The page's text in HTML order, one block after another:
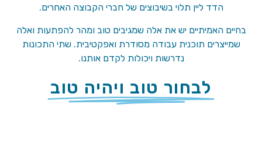
הדד ליין תלוי בשיבוצים של חברי הקבוצה האחרים.
בחיים האמיתיים יש את אלה שמגיבים טוב ומהר להפתעות ואלה
שמייצרים תוכנית עבודה מסודרת ואפקטיבית. שתי התכונות
נדרשות ויכולות לקדם אותנו.
לבחור טוב ויהיה טוב